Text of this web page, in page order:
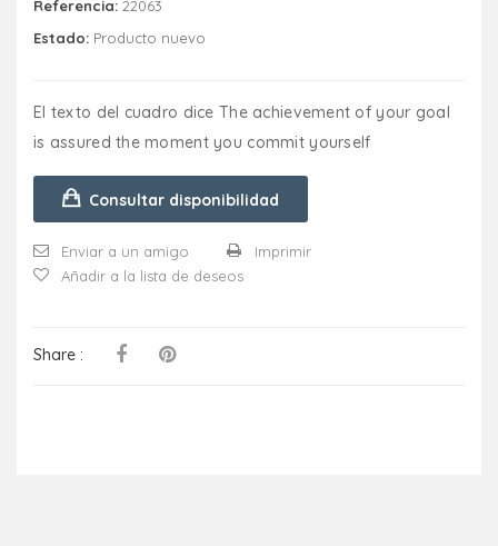
Referencia: 22063
Estado: Producto nuevo
El texto del cuadro dice The achievement of your goal
is assured the moment you commit yourself
Consultar disponibilidad
Enviar a un amigo
Imprimir
Añadir a la lista de deseos
Share :